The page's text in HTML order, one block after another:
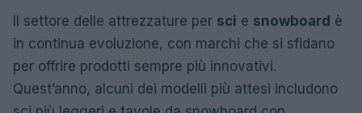
Il settore delle attrezzature per sci e snowboard è
in continua evoluzione, con marchi che si sfidano
per offrire prodotti sempre più innovativi.
Quest’anno, alcuni dei modelli più attesi includono